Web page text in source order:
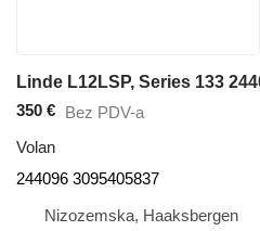
350 € Bez PDV-a
Volan
244096 3095405837
Nizozemska, Haaksbergen